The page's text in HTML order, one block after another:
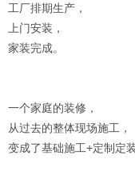
工厂排期生产，
上门安装，
家装完成。
一个家庭的装修，
从过去的整体现场施工，
变成了基础施工+定制定